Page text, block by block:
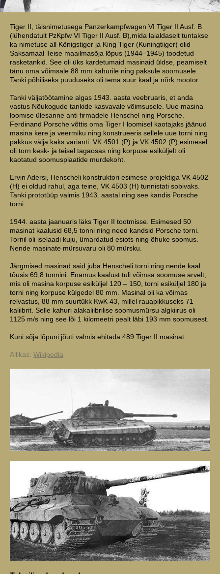
Tiger II, täisnimetusega Panzerkampfwagen VI Tiger II Ausf. B
(lühendatult PzKpfw VI Tiger II Ausf. B),mida laialdaselt tuntakse
ka nimetuse all Königstiger ja King Tiger (Kuningtiiger) olid
Saksamaal Teise maailmasõja lõpus (1944–1945) toodetud
rasketankid. See oli üks kardetumaid masinaid üldse, peamiselt
tänu oma võimsale 88 mm kahurile ning paksule soomusele.
Tanki põhiliseks puuduseks oli tema suur kaal ja nõrk mootor.
Tanki väljatöötamine algas 1943. aasta veebruaris, et anda
vastus Nõukogude tankide kasvavale võimsusele. Uue masina
loomise ülesanne anti firmadele Henschel ning Porsche.
Ferdinand Porsche võttis oma Tiger I loomisel kaotajaks jäänud
masina kere ja veermiku ning konstrueeris sellele uue torni ning
pakkus välja kaks varianti. VK 4501 (P) ja VK 4502 (P),esimesel
oli torn kesk- ja teisel tagaosas ning korpuse esiküljelt oli
kaotatud soomusplaatide murdekoht.
Ervin Adersi, Henscheli konstruktori esimese projektiga VK 4502
(H) ei oldud rahul, aga teine, VK 4503 (H) tunnistati sobivaks.
Tanki prototüüp valmis 1943. aastal ning see kandis Porsche
torni.
1944. aasta jaanuaris läks Tiger II tootmisse. Esimesed 50
masinat kaalusid 68,5 tonni ning need kandsid Porsche torni.
Tornil oli iselaadi kuju, ümardatud esiots ning õhuke soomus.
Nende masinate mürsuvaru oli 80 mürsku.
Järgmised masinad said juba Henscheli torni ning nende kaal
tõusis 69,8 tonnini. Enamus kaalust tuli võimsa soomuse arvelt,
mis oli masina korpuse esiküljel 120 – 150, torni esiküljel 180 ja
torni ning korpuse külgedel 80 mm. Masinal oli ka võimas
relvastus, 88 mm suurtükk KwK 43, millel rauapikkuseks 71
kaliibrit. Selle kahuri alakaliibrilise soomusmürsu algkiirus oli
1125 m/s ning see lõi 1 kilomeetri pealt läbi 193 mm soomusest.
Kuni sõja lõpuni jõuti valmis ehitada 489 Tiger II masinat.
Allikas: Wikipedia